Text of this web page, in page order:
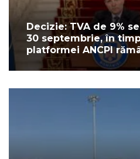
Decizie: TVA de 9%
30 septembrie, în
platformei ANCPI